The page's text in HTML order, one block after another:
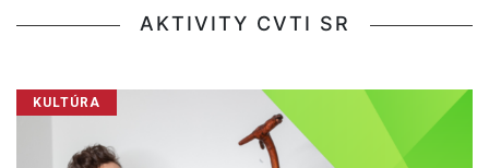
AKTIVITY CVTI SR
KULTÚRA